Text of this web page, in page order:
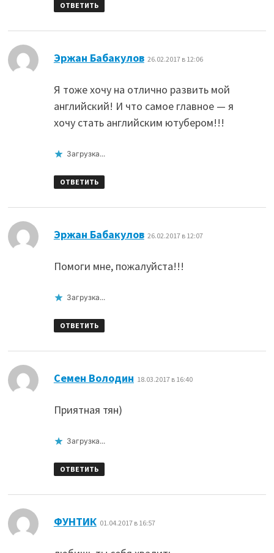
ОТВЕТИТЬ
Эржан Бабакулов: 26.02.2017 в 12:06
Я тоже хочу на отлично развить мой
английский! И что самое главное — я
хочу стать английским ютубером!!!
Загрузка...
ОТВЕТИТЬ
Эржан Бабакулов: 26.02.2017 в 12:07
Помоги мне, пожалуйста!!!
Загрузка...
ОТВЕТИТЬ
Семен Володин 18.03.2017 в 16:40
Приятная тян)
Загрузка...
ОТВЕТИТЬ
ФУНТИК: 01.04.2017 в 16:57